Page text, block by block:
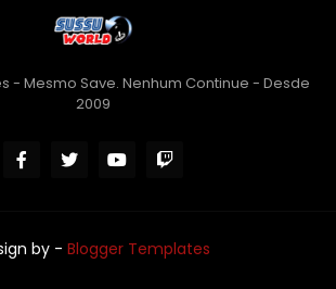
- Mesmo Save. Nenhum Continue - Desde
2009
by - Blogger Templates